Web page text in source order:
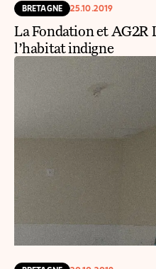
BRETAGNE 25.10.2019
La Fondation et
l’habitat indigne